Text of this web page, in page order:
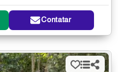
Contatar